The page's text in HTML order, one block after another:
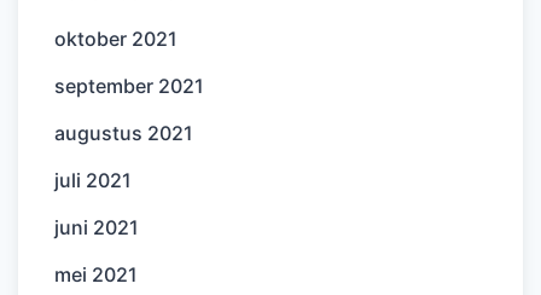
oktober 2021
september 2021
augustus 2021
juli 2021
juni 2021
mei 2021